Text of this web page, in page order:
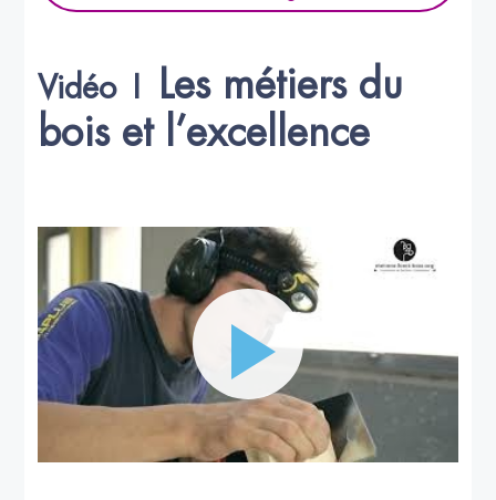
Vidéo 1
Les métiers du
bois et l’excellence